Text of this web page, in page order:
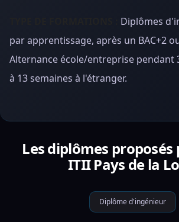
Diplômes
par apprentissage, après un BAC+2
Alternance école/entreprise pendant
à 13 semaines à l'étranger.
Les diplômes proposés
ITII Pays de la
Diplôme d'ingénieur